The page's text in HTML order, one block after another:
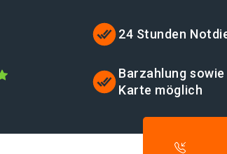
24 Stunden
Barzahlung
Karte möglich